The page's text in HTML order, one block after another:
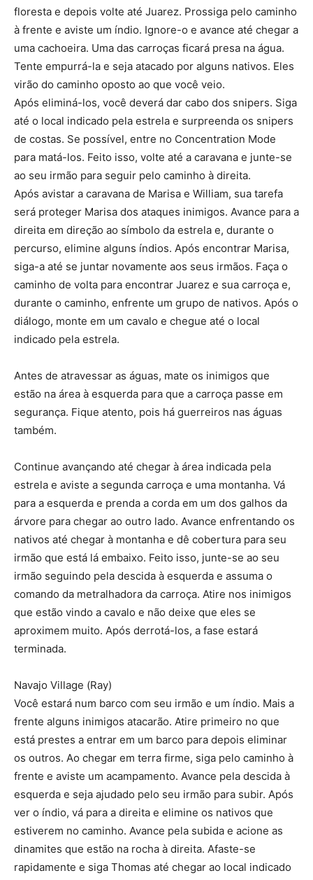
floresta e depois volte até Juarez. Prossiga pelo caminho
à frente e aviste um índio. Ignore-o e avance até chegar a
uma cachoeira. Uma das carroças ficará presa na água.
Tente empurrá-la e seja atacado por alguns nativos. Eles
virão do caminho oposto ao que você veio.
Após eliminá-los, você deverá dar cabo dos snipers. Siga
até o local indicado pela estrela e surpreenda os snipers
de costas. Se possível, entre no Concentration Mode
para matá-los. Feito isso, volte até a caravana e junte-se
ao seu irmão para seguir pelo caminho à direita.
Após avistar a caravana de Marisa e William, sua tarefa
será proteger Marisa dos ataques inimigos. Avance para a
direita em direção ao símbolo da estrela e, durante o
percurso, elimine alguns índios. Após encontrar Marisa,
siga-a até se juntar novamente aos seus irmãos. Faça o
caminho de volta para encontrar Juarez e sua carroça e,
durante o caminho, enfrente um grupo de nativos. Após o
diálogo, monte em um cavalo e chegue até o local
indicado pela estrela.
Antes de atravessar as águas, mate os inimigos que
estão na área à esquerda para que a carroça passe em
segurança. Fique atento, pois há guerreiros nas águas
também.
Continue avançando até chegar à área indicada pela
estrela e aviste a segunda carroça e uma montanha. Vá
para a esquerda e prenda a corda em um dos galhos da
árvore para chegar ao outro lado. Avance enfrentando os
nativos até chegar à montanha e dê cobertura para seu
irmão que está lá embaixo. Feito isso, junte-se ao seu
irmão seguindo pela descida à esquerda e assuma o
comando da metralhadora da carroça. Atire nos inimigos
que estão vindo a cavalo e não deixe que eles se
aproximem muito. Após derrotá-los, a fase estará
terminada.
Navajo Village (Ray)
Você estará num barco com seu irmão e um índio. Mais a
frente alguns inimigos atacarão. Atire primeiro no que
está prestes a entrar em um barco para depois eliminar
os outros. Ao chegar em terra firme, siga pelo caminho à
frente e aviste um acampamento. Avance pela descida à
esquerda e seja ajudado pelo seu irmão para subir. Após
ver o índio, vá para a direita e elimine os nativos que
estiverem no caminho. Avance pela subida e acione as
dinamites que estão na rocha à direita. Afaste-se
rapidamente e siga Thomas até chegar ao local indicado